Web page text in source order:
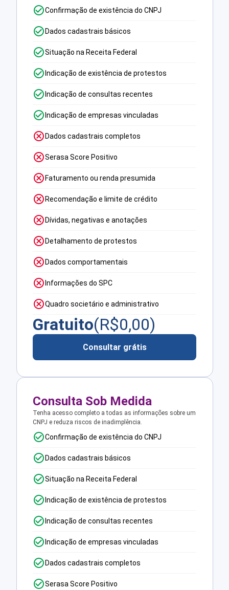
Confirmação de existência do CNPJ
Dados cadastrais básicos
Situação na Receita Federal
Indicação de existência de protestos
Indicação de consultas recentes
Indicação de empresas vinculadas
Dados cadastrais completos
Serasa Score Positivo
Faturamento ou renda presumida
Recomendação e limite de crédito
Dívidas, negativas e anotações
Detalhamento de protestos
Dados comportamentais
Informações do SPC
Quadro societário e administrativo
Gratuito(R$0,00)
Consultar grátis
Consulta Sob Medida
Tenha acesso completo a todas as informações sobre um
CNPJ e reduza riscos de inadimplência.
Confirmação de existência do CNPJ
Dados cadastrais básicos
Situação na Receita Federal
Indicação de existência de protestos
Indicação de consultas recentes
Indicação de empresas vinculadas
Dados cadastrais completos
Serasa Score Positivo